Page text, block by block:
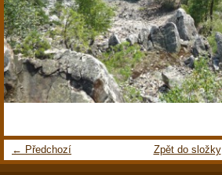
← Předchozí Zpět do složky